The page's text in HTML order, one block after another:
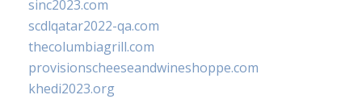
sinc2023.com
scdlqatar2022-qa.com
thecolumbiagrill.com
provisionscheeseandwineshoppe.com
khedi2023.org